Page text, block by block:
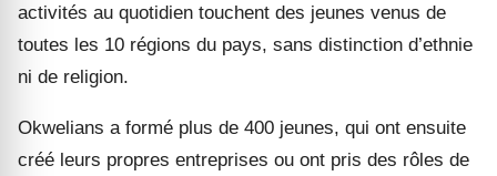
activités au quotidien touchent des jeunes venus de
toutes les 10 régions du pays, sans distinction d’ethnie
ni de religion.
Okwelians a formé plus de 400 jeunes, qui ont ensuite
créé leurs propres entreprises ou ont pris des rôles de